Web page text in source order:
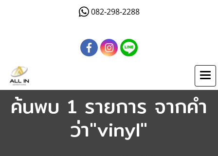
082-298-2288
ค้นพบ 1 รายการ จากคำ
ว่า"vinyl"